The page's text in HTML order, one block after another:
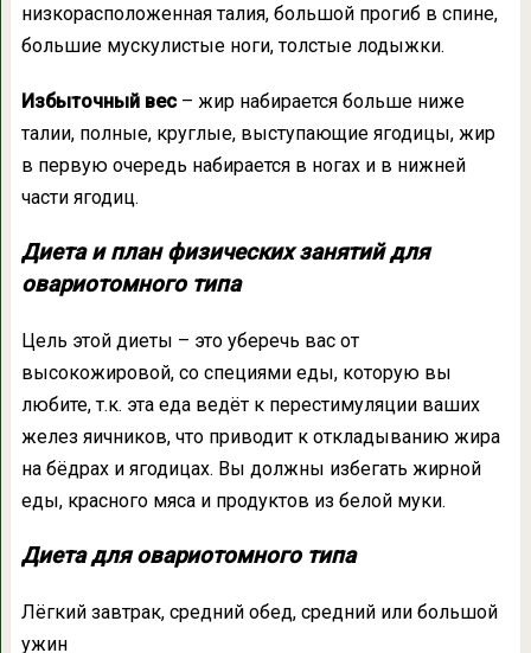
низкорасположенная талия, большой прогиб в спине,
большие мускулистые ноги, толстые лодыжки.
Избыточный вес – жир набирается больше ниже
талии, полные, круглые, выступающие ягодицы, жир
в первую очередь набирается в ногах и в нижней
части ягодиц.
Диета и план физических занятий для
овариотомного типа
Цель этой диеты – это уберечь вас от
высокожировой, со специями еды, которую вы
любите, т.к. эта еда ведёт к перестимуляции ваших
желез яичников, что приводит к откладыванию жира
на бёдрах и ягодицах. Вы должны избегать жирной
еды, красного мяса и продуктов из белой муки.
Диета для овариотомного типа
Лёгкий завтрак, средний обед, средний или большой
ужин